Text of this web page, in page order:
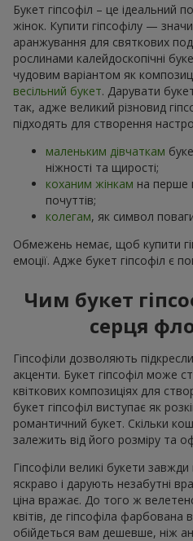
Букет гіпсофіл – це ідеальний
жінок. Купити гіпсофілу —
аранжування для святкових
рослинами калейдоскопічні
чудовим варіантом як
весільний букет. Дарувати
так, адже великий різновид
підходять для створення
маленьким дівчаткам
ніжності та щирості;
коханим жінкам на перше
почуттів;
колегам, як символ
Обмежень немає, щоб купити
емоції. Адже букет гіпсофіл є
Чим букет
серця
Гіпсофіли дозволяють
акценти. Букет гіпсофіл може
квіткових композиціях для
букет гіпсофіл виступає як
романтичний букет. Скільки
залежить від його розміру та
Гіпсофіли великі букети
яскраво і дарують незабутні
ціна вражає. До того ж
квітів, де гіпсофіла фарбована
обійдеться вам дешевше, ніж